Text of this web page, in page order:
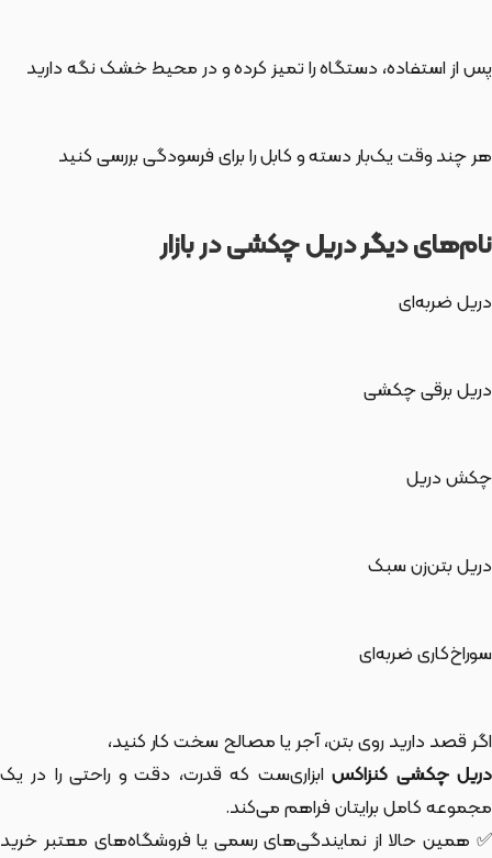
پس از استفاده، دستگاه را تمیز کرده و در محیط خشک نگه دارید
هر چند وقت یک‌بار دسته و کابل را برای فرسودگی بررسی کنید
نام‌های دیگر دریل چکشی در بازار
دریل ضربه‌ای
دریل برقی چکشی
چکش دریل
دریل بتن‌زن سبک
سوراخ‌کاری ضربه‌ای
اگر قصد دارید روی بتن، آجر یا مصالح سخت کار کنید،
دریل چکشی کنزاکسابزاری‌ست که قدرت، دقت و راحتی را در یک
مجموعه کامل برایتان فراهم می‌کند.
✅ همین حالا از نمایندگی‌های رسمی یا فروشگاه‌های معتبر خرید